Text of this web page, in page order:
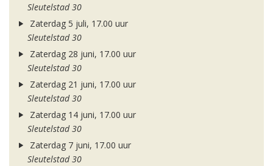
Sleutelstad 30
Zaterdag 5 juli, 17.00 uur
Sleutelstad 30
Zaterdag 28 juni, 17.00 uur
Sleutelstad 30
Zaterdag 21 juni, 17.00 uur
Sleutelstad 30
Zaterdag 14 juni, 17.00 uur
Sleutelstad 30
Zaterdag 7 juni, 17.00 uur
Sleutelstad 30